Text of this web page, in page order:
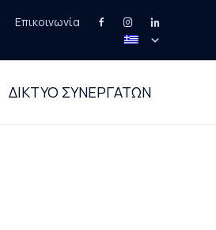
Επικοινωνία
ΔΙΚΤΥΟ ΣΥΝΕΡΓΑΤΩΝ